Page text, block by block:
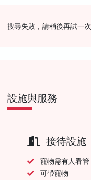
搜尋失敗，請稍後再試一
設施與服務
接待設施
寵物需有人看管
可帶寵物